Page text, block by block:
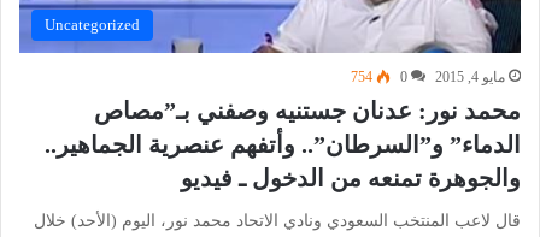
Uncategorized
مايو 4, 2015 0
754
محمد نور: عدنان جستنيه وصفني بـ”مصاص
الدماء” و”السرطان”.. وأتفهم عنصرية الجماهير..
والجوهرة تمنعه من الدخول ـ فيديو
قال لاعب المنتخب السعودي ونادي الاتحاد محمد نور، اليوم (الأحد) خلال